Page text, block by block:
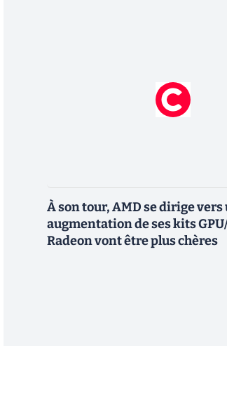
À son tour, AMD se dirige vers
augmentation de ses kits
Radeon vont être plus chères